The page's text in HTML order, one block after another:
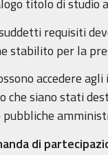
titolo di studio
requisiti
stabilito per la
accedere
che siano stati
pubbliche
di